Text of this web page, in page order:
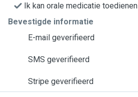
Ik kan orale medicatie toedienen
Bevestigde informatie
E-mail geverifieerd
SMS geverifieerd
Stripe geverifieerd